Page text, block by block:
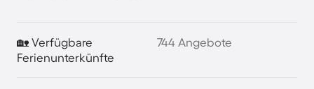
🏡 Verfügbare
Ferienunterkünfte
744 Angebote